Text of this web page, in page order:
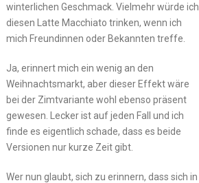
winterlichen Geschmack. Vielmehr würde ich
diesen Latte Macchiato trinken, wenn ich
mich Freundinnen oder Bekannten treffe.
Ja, erinnert mich ein wenig an den
Weihnachtsmarkt, aber dieser Effekt wäre
bei der Zimtvariante wohl ebenso präsent
gewesen. Lecker ist auf jeden Fall und ich
finde es eigentlich schade, dass es beide
Versionen nur kurze Zeit gibt.
Wer nun glaubt, sich zu erinnern, dass sich in